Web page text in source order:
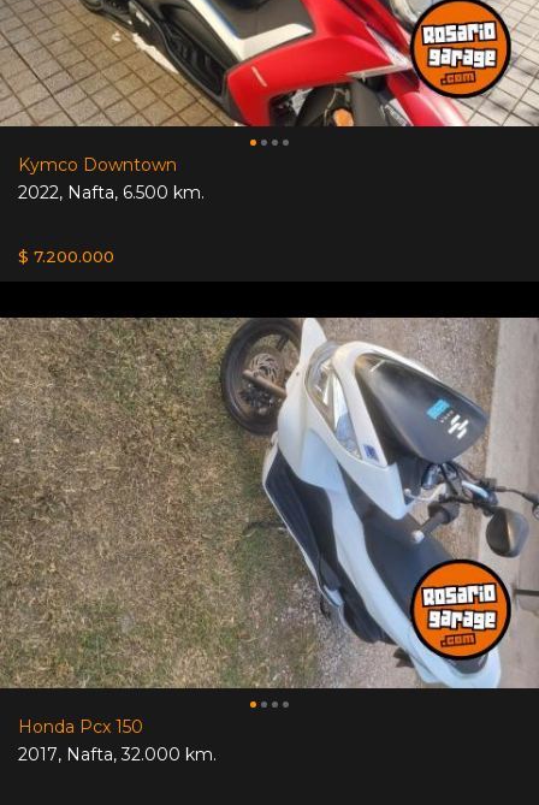
Kymco Downtown
2022, Nafta, 6.500 km.
$ 7.200.000
Honda Pcx 150
2017, Nafta,32.000 km.